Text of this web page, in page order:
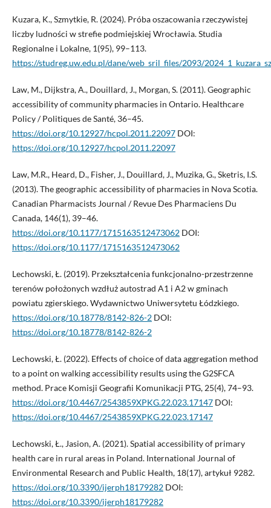
Kuzara, K., Szmytkie, R. (2024). Próba oszacowania rzeczywistej
liczby ludności w strefie podmiejskiej Wrocławia. Studia
Regionalne i Lokalne, 1(95), 99–113.
https://studreg.uw.edu.pl/dane/web_sril_files/2093/
Law, M., Dijkstra, A., Douillard, J., Morgan, S. (2011). Geographic
accessibility of community pharmacies in Ontario. Healthcare
Policy / Politiques de Santé, 36–45.
https://doi.org/10.12927/hcpol.2011.22097DOI:
https://doi.org/10.12927/hcpol.2011.22097
Law, M.R., Heard, D., Fisher, J., Douillard, J., Muzika, G., Sketris, I.S.
(2013). The geographic accessibility of pharmacies in Nova Scotia.
Canadian Pharmacists Journal / Revue Des Pharmaciens Du
Canada, 146(1), 39–46.
https://doi.org/10.1177/1715163512473062DOI:
https://doi.org/10.1177/1715163512473062
Lechowski, Ł. (2019). Przekształcenia funkcjonalno-przestrzenne
terenów położonych wzdłuż autostrad A1 i A2 w gminach
powiatu zgierskiego. Wydawnictwo Uniwersytetu Łódzkiego.
https://doi.org/10.18778/8142-826-2DOI:
https://doi.org/10.18778/8142-826-2
Lechowski, Ł. (2022). Effects of choice of data aggregation method
to a point on walking accessibility results using the G2SFCA
method. Prace Komisji Geografii Komunikacji PTG, 25(4), 74–93.
https://doi.org/10.4467/2543859XPKG.22.023.17147DOI:
https://doi.org/10.4467/2543859XPKG.22.023.17147
Lechowski, Ł., Jasion, A. (2021). Spatial accessibility of primary
health care in rural areas in Poland. International Journal of
Environmental Research and Public Health, 18(17), artykuł 9282.
https://doi.org/10.3390/ijerph18179282DOI:
https://doi.org/10.3390/ijerph18179282